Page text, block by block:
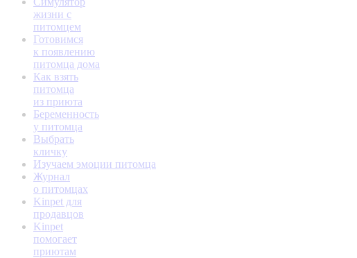
жизни с
питомцем
Готовимся
к появлению
питомца дома
Как взять
питомца
из приюта
Беременность
у питомца
Выбрать
кличку
Изучаем эмоции питомца
Журнал
о питомцах
Kinpet для
продавцов
Kinpet
помогает
приютам